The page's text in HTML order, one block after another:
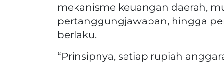
mekanisme keuangan daerah,
pertanggungjawaban, hingga
berlaku.
“Prinsipnya, setiap rupiah